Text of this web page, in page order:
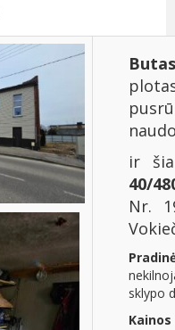
Butas
ir
40/
Nr.
sklypo
Kainos